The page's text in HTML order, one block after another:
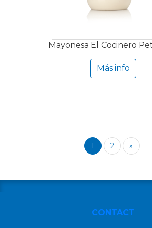
Mayonesa El Cocinero
Más info
1 2 »
CONTACT